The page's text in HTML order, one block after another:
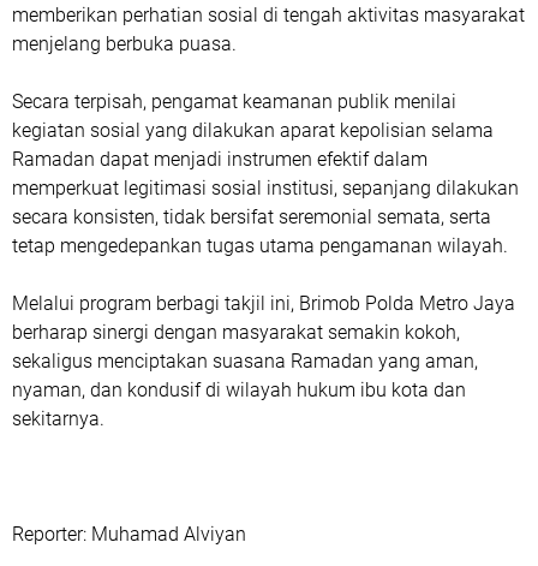
memberikan perhatian sosial di tengah aktivitas masyarakat
menjelang berbuka puasa.
Secara terpisah, pengamat keamanan publik menilai
kegiatan sosial yang dilakukan aparat kepolisian selama
Ramadan dapat menjadi instrumen efektif dalam
memperkuat legitimasi sosial institusi, sepanjang dilakukan
secara konsisten, tidak bersifat seremonial semata, serta
tetap mengedepankan tugas utama pengamanan wilayah.
Melalui program berbagi takjil ini, Brimob Polda Metro Jaya
berharap sinergi dengan masyarakat semakin kokoh,
sekaligus menciptakan suasana Ramadan yang aman,
nyaman, dan kondusif di wilayah hukum ibu kota dan
sekitarnya.
‎Reporter: Muhamad Alviyan